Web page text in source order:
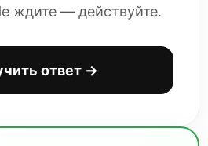
ждите — действуйте.
ответ →